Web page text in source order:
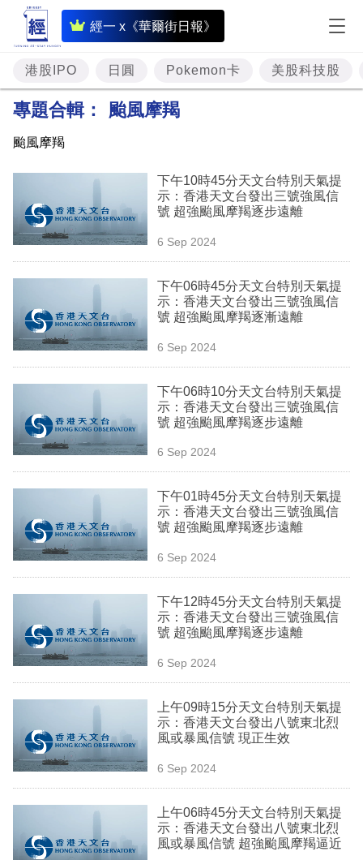
經一 x《華爾街日報》
即
時
財
經
資
樓
市
理
財
商
技
場
生
活
時
專
欄
閱
專
區
港股IPO 日圓 Pokemon卡 美股科技股
專題合輯： 颱風摩羯
颱風摩羯
下午10時45分天文台特別天氣提
示：香港天文台發出三號強風信
號 超強颱風摩羯逐步遠離
6 Sep 2024
下午06時45分天文台特別天氣提
示：香港天文台發出三號強風信
號 超強颱風摩羯逐漸遠離
6 Sep 2024
下午06時10分天文台特別天氣提
示：香港天文台發出三號強風信
號 超強颱風摩羯逐步遠離
6 Sep 2024
下午01時45分天文台特別天氣提
示：香港天文台發出三號強風信
號 超強颱風摩羯逐步遠離
6 Sep 2024
下午12時45分天文台特別天氣提
示：香港天文台發出三號強風信
號 超強颱風摩羯逐步遠離
6 Sep 2024
上午09時15分天文台特別天氣提
示：香港天文台發出八號東北烈
風或暴風信號 現正生效
6 Sep 2024
上午06時45分天文台特別天氣提
示：香港天文台發出八號東北烈
風或暴風信號 超強颱風摩羯逼近